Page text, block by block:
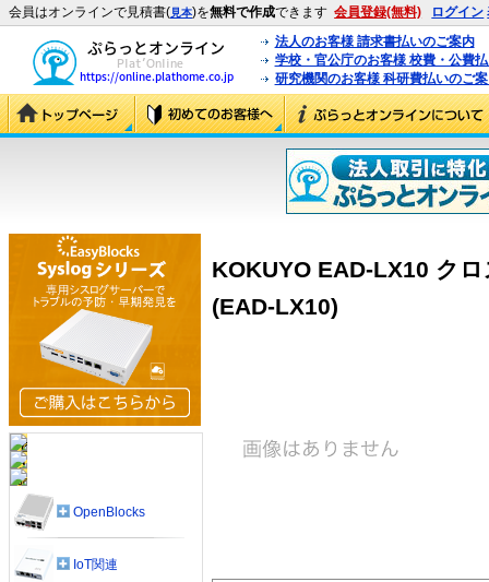
会員はオンラインで見積書(見本)を無料で作成できます 会員登録(無料) ログイン
法人のお客様 請求書払いのご案内
学校・官公庁のお客様 校費・公費
研究機関のお客様 科研費払いのご
KOKUYO EAD-LX10 ク
(EAD-LX10)
OpenBlocks
IoT関連